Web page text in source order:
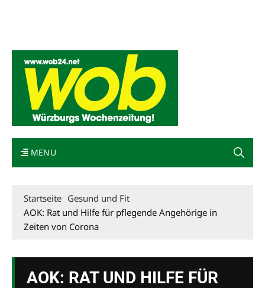
MENU
Startseite Gesund und Fit
AOK: Rat und Hilfe für pflegende Angehörige in
Zeiten von Corona
AOK: RAT UND HILFE FÜR